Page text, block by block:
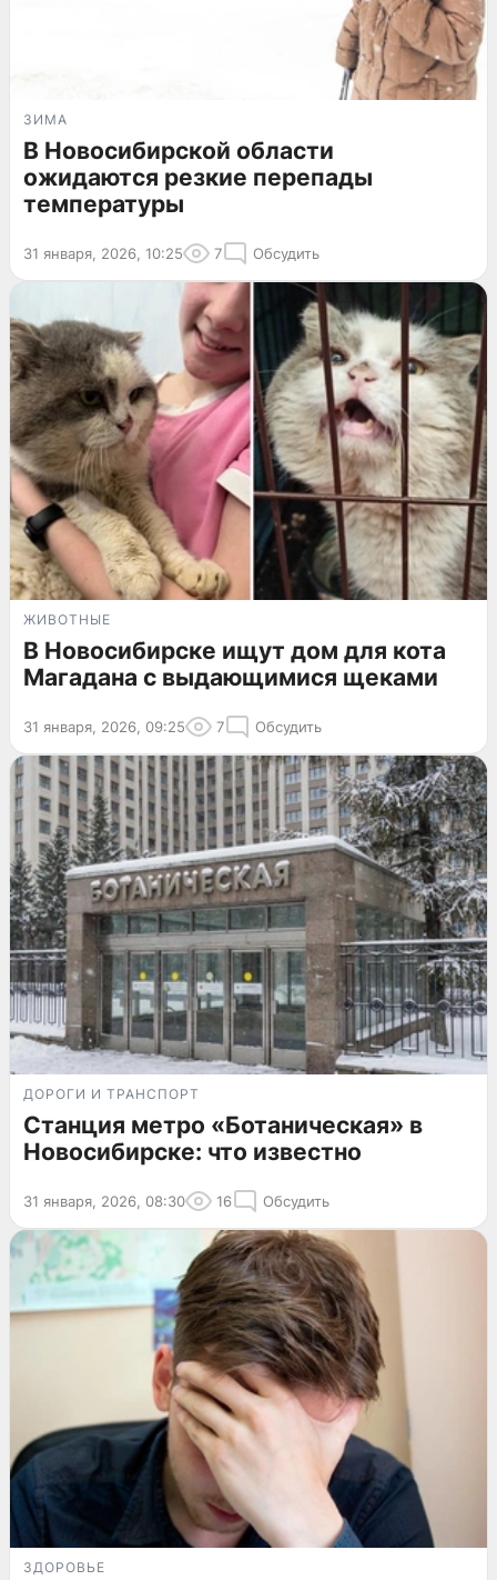
ЗИМА
В Новосибирской области
ожидаются резкие перепады
температуры
31 января, 2026, 10:25 7 Обсудить
ЖИВОТНЫЕ
В Новосибирске ищут дом для кота
Магадана с выдающимися щеками
31 января, 2026, 09:25 7 Обсудить
ДОРОГИ И ТРАНСПОРТ
Станция метро «Ботаническая» в
Новосибирске: что известно
31 января, 2026, 08:30 16 Обсудить
ЗДОРОВЬЕ